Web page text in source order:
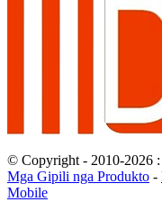
© Copyright - 2010-2026 :
Mga Gipili nga Produkto -
Mobile